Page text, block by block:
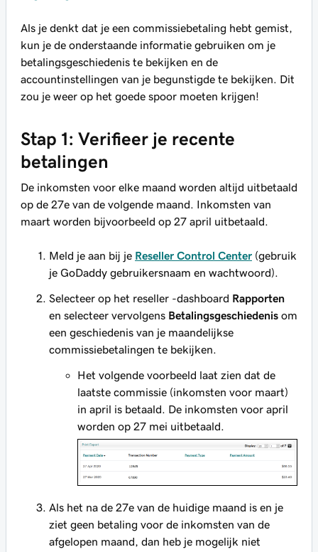
Als je denkt dat je een commissiebetaling hebt gemist,
kun je de onderstaande informatie gebruiken om je
betalingsgeschiedenis te bekijken en de
accountinstellingen van je begunstigde te bekijken. Dit
zou je weer op het goede spoor moeten krijgen!
Stap 1: Verifieer je recente
betalingen
De inkomsten voor elke maand worden altijd uitbetaald
op de 27e van de volgende maand. Inkomsten van
maart worden bijvoorbeeld op 27 april uitbetaald.
Meld je aan bij je Reseller Control Center (gebruik
je GoDaddy gebruikersnaam en wachtwoord).
Selecteer op het reseller -dashboard Rapporten
en selecteer vervolgens Betalingsgeschiedenis om
een geschiedenis van je maandelijkse
commissiebetalingen te bekijken.
Het volgende voorbeeld laat zien dat de
laatste commissie (inkomsten voor maart)
in april is betaald. De inkomsten voor april
worden op 27 mei uitbetaald.
Als het na de 27e van de huidige maand is en je
ziet geen betaling voor de inkomsten van de
afgelopen maand, dan heb je mogelijk niet